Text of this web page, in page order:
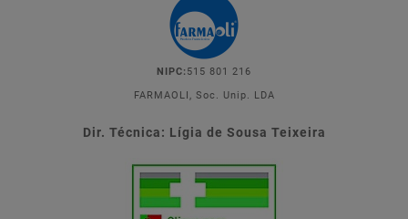
NIPC: 515 801 216
FARMAOLI, Soc. Unip. LDA
Dir. Técnica: Lígia de Sousa Teixeira